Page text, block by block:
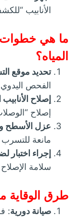
الأنابيب
ما هي
المياه؟
تحديد موقع
الفحص اليدوي
إصلاح
إصلاح
عزل الأسطح
مانعة للتسرب
إجراء اختبار
سلامة
طرق الوقاية
صيانة دورية: